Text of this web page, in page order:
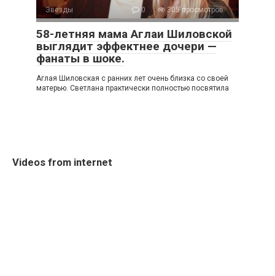
Звезды 0 305 просмотров
58-летняя мама Аглаи Шиловской
выглядит эффектнее дочери —
фанаты в шоке.
Аглая Шиловская с ранних лет очень близка со своей
матерью. Светлана практически полностью посвятила
Videos from internet